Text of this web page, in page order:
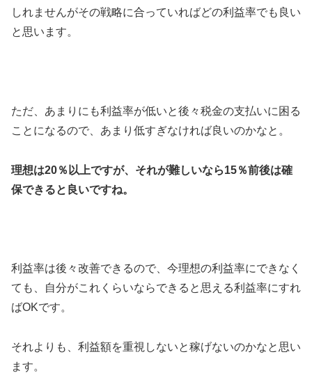
しれませんがその戦略に合っていればどの利益率でも良い
と思います。
ただ、あまりにも利益率が低いと後々税金の支払いに困る
ことになるので、あまり低すぎなければ良いのかなと。
理想は20％以上ですが、それが難しいなら15％前後は確
保できると良いですね。
利益率は後々改善できるので、今理想の利益率にできなく
ても、自分がこれくらいならできると思える利益率にすれ
ばOKです。
それよりも、利益額を重視しないと稼げないのかなと思い
ます。